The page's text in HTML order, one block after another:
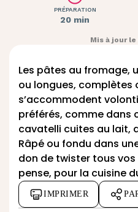
PRÉPARATION
20 min
Mis à jour
Les pâtes au fromage,
ou longues, complètes
s’accommodent
préférés, comme dans
cavatelli cuites au lait,
Râpé ou fondu dans
don de twister tous
pense, pour la cuisine
IMPRIMER